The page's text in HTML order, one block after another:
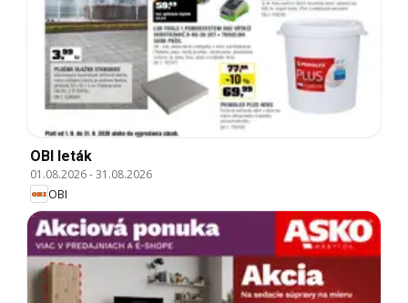
OBI leták
01.08.2026-31.08.2026
OBI